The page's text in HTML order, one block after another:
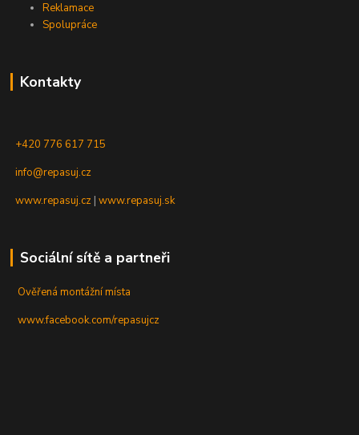
Reklamace
Spolupráce
Kontakty
+420 776 617 715
info@repasuj.cz
www.repasuj.cz |www.repasuj.sk
Sociální sítě a partneři
Ověřená montážní místa
www.facebook.com/repasujcz